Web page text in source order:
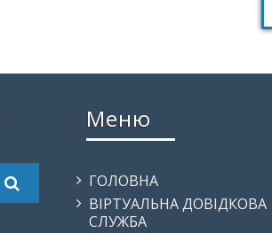
Меню
ГОЛОВНА
ВІРТУАЛЬНА ДОВІДКОВА
СЛУЖБА